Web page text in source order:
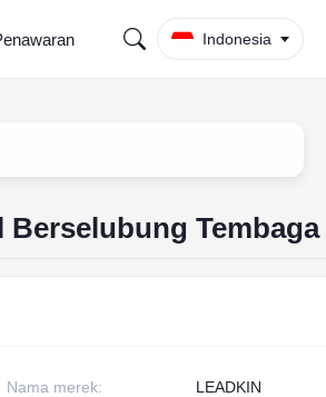
Indonesia
Tembaga
Nama merek: LEADKIN